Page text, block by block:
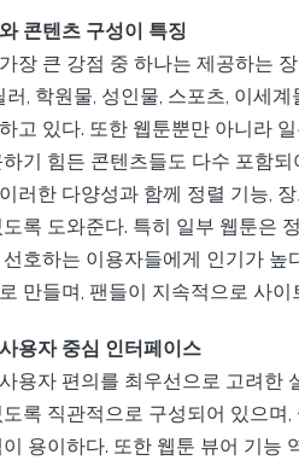
콘텐츠 구성이 특징
장 큰 강점 중 하나는 제공하는
러, 학원물, 성인물, 스포츠, 이세
고 있다. 또한 웹툰뿐만 아니라
기 힘든 콘텐츠들도 다수 포함
러한 다양성과 함께 정렬 기능,
록 도와준다. 특히 일부 웹툰은
호하는 이용자들에게 인기가
만들며, 팬들이 지속적으로 사
용자 중심 인터페이스
용자 편의를 최우선으로 고려한
록 직관적으로 구성되어 있으
용이하다. 또한 웹툰 뷰어 기능